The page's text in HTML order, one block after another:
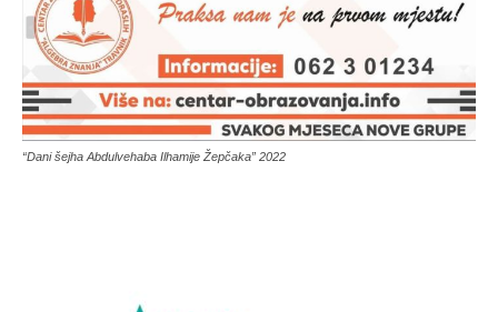
“Dani šejha Abdulvehaba Ilhamije Žepčaka” 2022